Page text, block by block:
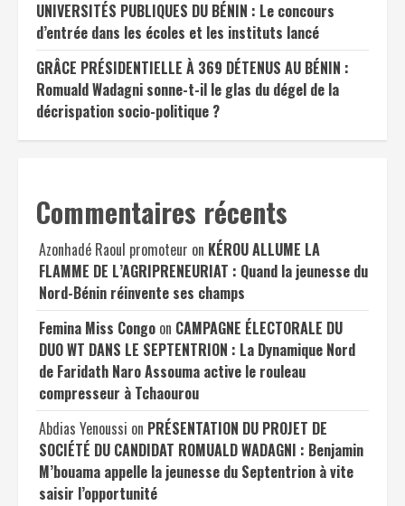
UNIVERSITÉS PUBLIQUES DU BÉNIN : Le concours
d’entrée dans les écoles et les instituts lancé
GRÂCE PRÉSIDENTIELLE À 369 DÉTENUS AU BÉNIN :
Romuald Wadagni sonne-t-il le glas du dégel de la
décrispation socio-politique ?
Commentaires récents
Azonhadé Raoul promoteur on KÉROU ALLUME LA
FLAMME DE L’AGRIPRENEURIAT : Quand la jeunesse du
Nord-Bénin réinvente ses champs
Femina Miss Congo on CAMPAGNE ÉLECTORALE DU
DUO WT DANS LE SEPTENTRION : La Dynamique Nord
de Faridath Naro Assouma active le rouleau
compresseur à Tchaourou
Abdias Yenoussi on PRÉSENTATION DU PROJET DE
SOCIÉTÉ DU CANDIDAT ROMUALD WADAGNI : Benjamin
M’bouama appelle la jeunesse du Septentrion à vite
saisir l’opportunité